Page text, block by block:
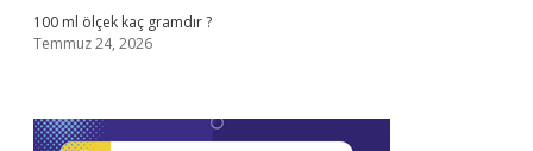
100 ml ölçek kaç gramdır ?
Temmuz 24, 2026